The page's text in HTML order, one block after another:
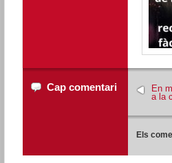
Cap comentari
En
a la
Els